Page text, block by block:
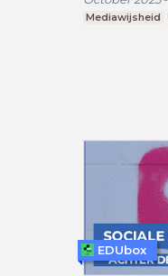
Mediawijsheid
EDUbox